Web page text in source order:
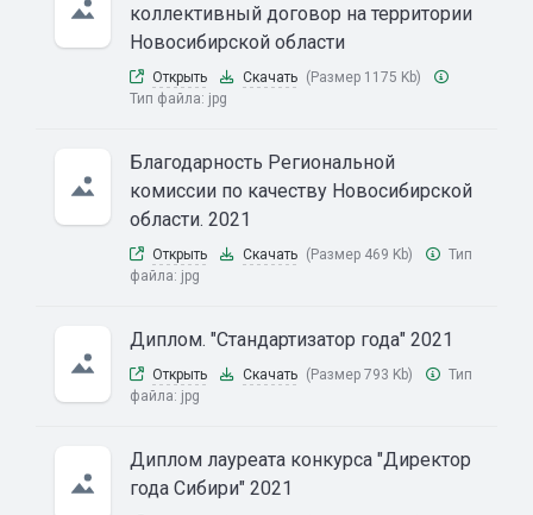
коллективный договор на территории
Новосибирской области
Открыть Скачать (Размер 1175 Kb)
Тип файла: jpg
Благодарность Региональной
комиссии по качеству Новосибирской
области. 2021
Открыть Скачать (Размер 469 Kb)
Тип
файла: jpg
Диплом. "Стандартизатор года" 2021
Открыть Скачать (Размер 793 Kb)
Тип
файла: jpg
Диплом лауреата конкурса "Директор
года Сибири" 2021